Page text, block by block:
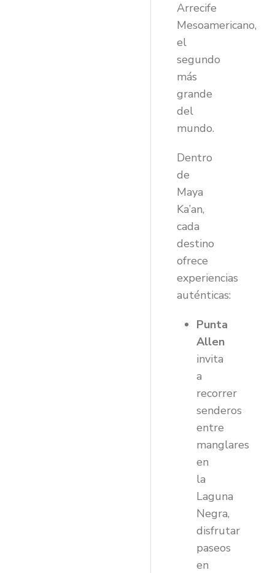
Arrecife
Mesoamericano,
el
segundo
más
grande
del
mundo.
Dentro
de
Maya
Ka’an,
cada
destino
ofrece
experiencias
auténticas:
Punta
Allen
invita
a
recorrer
senderos
entre
manglares
en
la
Laguna
Negra,
disfrutar
paseos
en